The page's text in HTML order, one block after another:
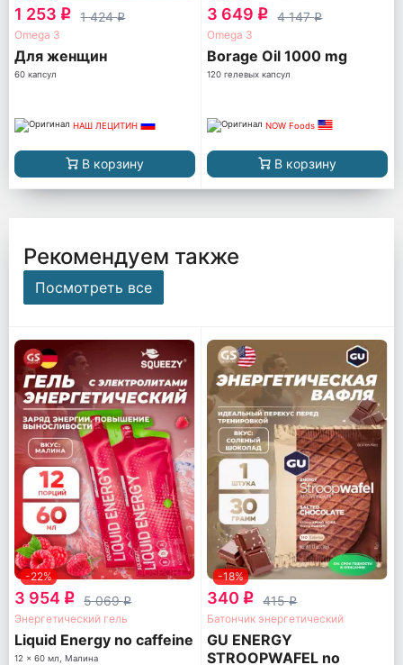
1 253 q 1 424q
Omega 3
Для женщин
60 капсул
НАШ ЛЕЦИТИН
В корзину
3 649 q 4 147q
Omega 3
Borage Oil 1000 mg
120 гелевых капсул
NOW Foods
В корзину
Рекомендуем также
Посмотреть все
-22%
3 954 q 5 069q
Энергетический гель
Liquid Energy no caffeine
12 x 60 мл, Малина
-18%
340 q 415q
Батончик энергетический
GU ENERGY
STROOPWAFEL no